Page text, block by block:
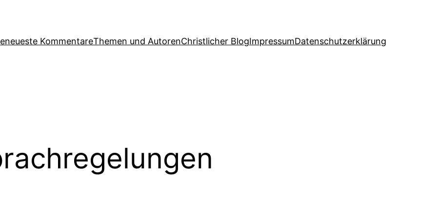
neueste KommentareThemen und AutorenChristlicher BlogImpressumDatenschutzerklärung